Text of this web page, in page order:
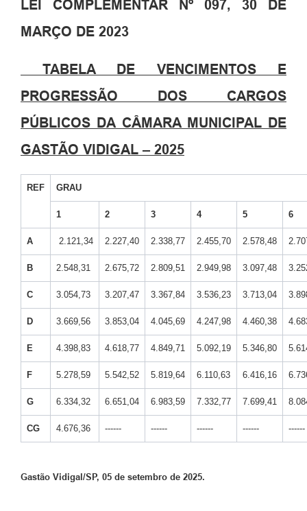
LEI COMPLEMENTAR Nº 097, 30 DE
MARÇO DE 2023
TABELA DE VENCIMENTOS E
PROGRESSÃO DOS CARGOS
PÚBLICOS DA CÂMARA MUNICIPAL DE
GASTÃO VIDIGAL – 2025
REF GRAU
1 2 3 4 5 6
A 2.121,34 2.227,40 2.338,77 2.455,70 2.578,48
B 2.548,31 2.675,72 2.809,51 2.949,98 3.097,48
C 3.054,73 3.207,47 3.367,84 3.536,23 3.713,04
D 3.669,56 3.853,04 4.045,69 4.247,98 4.460,38
E 4.398,83 4.618,77 4.849,71 5.092,19 5.346,80
F 5.278,59 5.542,52 5.819,64 6.110,63 6.416,16
G 6.334,32 6.651,04 6.983,59 7.332,77 7.699,41
CG 4.676,36 ------ ------ ------ ------ ------
Gastão Vidigal/SP, 05 de setembro de 2025.